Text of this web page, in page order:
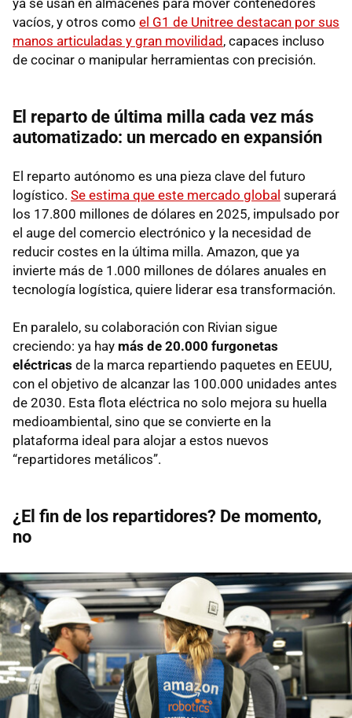
vacíos, y otros como el G1 de Unitree destacan por sus
manos articuladas y gran movilidad, capaces incluso
de cocinar o manipular herramientas con precisión.
El reparto de última milla cada vez más
automatizado: un mercado en expansión
El reparto autónomo es una pieza clave del futuro
logístico. Se estima que este mercado global superará
los 17.800 millones de dólares en 2025, impulsado por
el auge del comercio electrónico y la necesidad de
reducir costes en la última milla. Amazon, que ya
invierte más de 1.000 millones de dólares anuales en
tecnología logística, quiere liderar esa transformación.
En paralelo, su colaboración con Rivian sigue
creciendo: ya hay más de 20.000 furgonetas
eléctricas de la marca repartiendo paquetes en EEUU,
con el objetivo de alcanzar las 100.000 unidades antes
de 2030. Esta flota eléctrica no solo mejora su huella
medioambiental, sino que se convierte en la
plataforma ideal para alojar a estos nuevos
“repartidores metálicos”.
¿El fin de los repartidores? De momento,
no